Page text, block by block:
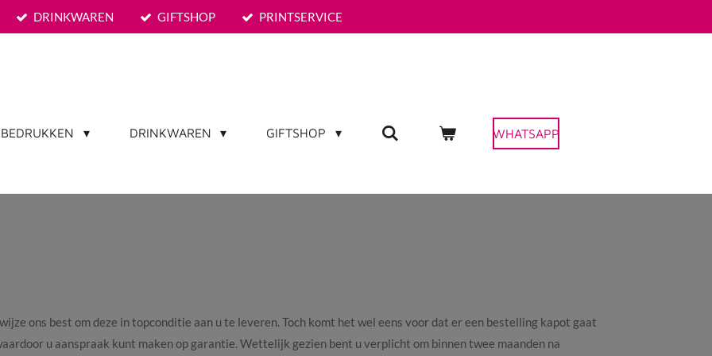
DRINKWAREN GIFTSHOP PRINTSERVICE
DRINKWAREN GIFTSHOP WHATSAPP
ons best om deze in topconditie aan u te leveren. Toch komt het wel eens voor dat er een bestelling kapot gaat
u aanspraak kunt maken op garantie. Wettelijk gezien bent u verplicht om binnen twee maanden na